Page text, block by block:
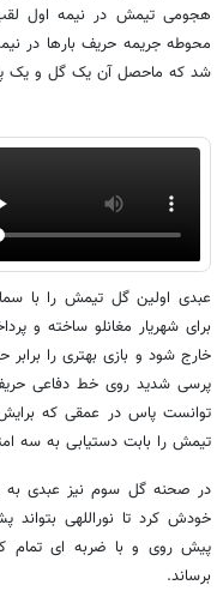
هجومی تیمش در نیمه اول
محوطه جریمه حریف بارها در
شد که ماحصل آن یک گل و یک پاس گل از سوی
عبدی اولین گل تیمش را با
برای شهریار مغانلو ساخته و
خارج شود و بازی بهتری را
پرسی شدید روی خط دفاعی حریف
توانست پاس در عمقی که
تیمش را بابت دستیابی به سه
در صحنه گل سوم نیز عبدی به
خودش کرد تا نوراللهی
پیش روی و با ضربه ای تمام
برساند.